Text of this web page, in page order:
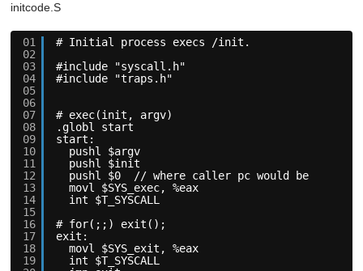
initcode.S
01
02
03
04
05
06
07
08
09
10
11
12
13
14
15
16
17
18
19
# Initial process execs /init.
#include "syscall.h"
#include "traps.h"
# exec(init, argv)
.globl start
start:
pushl $argv
pushl $init
pushl $0  // where caller pc would be
movl $SYS_exec, %eax
int $T_SYSCALL
# for(;;) exit();
exit:
movl $SYS_exit, %eax
int $T_SYSCALL